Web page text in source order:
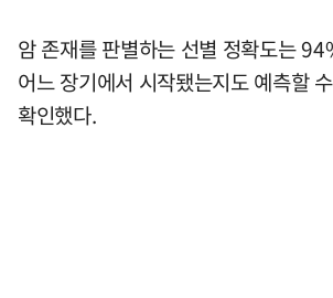
암 존재를 판별하는 선별 정확도는
어느 장기에서 시작됐는지도 예측할
확인했다.